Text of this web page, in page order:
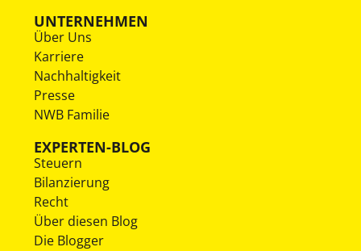
UNTERNEHMEN
Über Uns
Karriere
Nachhaltigkeit
Presse
NWB Familie
EXPERTEN-BLOG
Steuern
Bilanzierung
Recht
Über diesen Blog
Die Blogger